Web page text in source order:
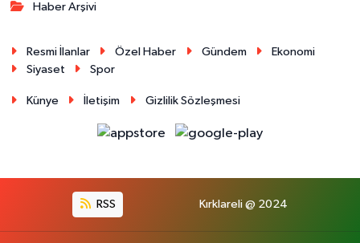
Haber Arşivi
Resmi İlanlar Özel Haber Gündem
Ekonomi
Siyaset
Spor
Künye İletişim Gizlilik Sözleşmesi
RSS Kırklareli @ 2024